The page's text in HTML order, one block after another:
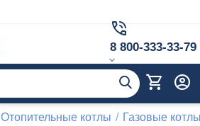
8 800-333-33-79
Отопительные котлы / Газовые